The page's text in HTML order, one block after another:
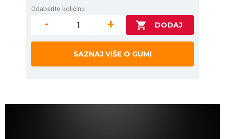
Odaberite količinu
- +
SAZNAJ VIŠE O GUMI